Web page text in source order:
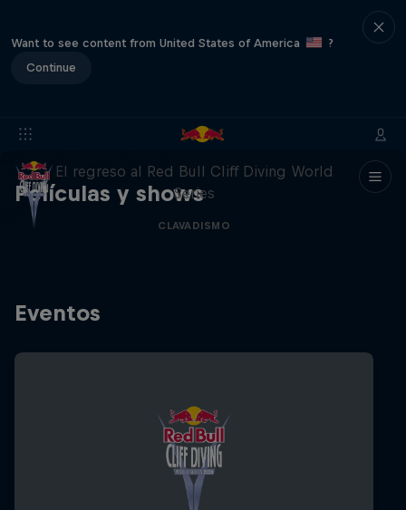
Want to see content from United States of America
?
Continue
Películas y shows
444 Days
El regreso al Red Bull Cliff Diving World
Series
CLAVADISMO
Eventos